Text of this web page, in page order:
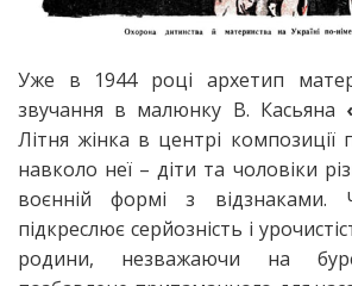
Уже в 1944 році архетип
звучання в малюнку В. Касьяна
Літня жінка в центрі композиції
навколо неї – діти та чоловіки
воєнній формі з відзнаками.
підкреслює серйозність і
родини, незважаючи на